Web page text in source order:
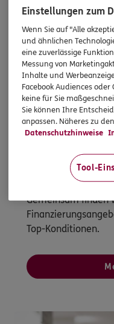
So werden
Ganz egal, ob Sie
modernisieren
Wüstenrot als
Gemeinsam finden
Top-Konditionen.
Einstellungen zum
Wenn Sie auf "Alle
und ähnlichen
eine zuverlässige
Messung von
Inhalte und
Facebook Audiences oder
keine für Sie
Sie können Ihre
anpassen. Näheres zu
Datenschutzhinweise
Tool-